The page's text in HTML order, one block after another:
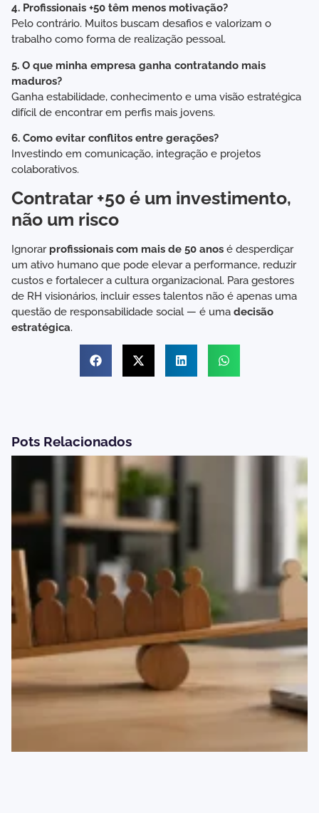
4. Profissionais +50 têm menos motivação?
Pelo contrário. Muitos buscam desafios e valorizam o
trabalho como forma de realização pessoal.
5. O que minha empresa ganha contratando mais
maduros?
Ganha estabilidade, conhecimento e uma visão estratégica
difícil de encontrar em perfis mais jovens.
6. Como evitar conflitos entre gerações?
Investindo em comunicação, integração e projetos
colaborativos.
Contratar +50 é um investimento,
não um risco
Ignorar profissionais com mais de 50 anos é desperdiçar
um ativo humano que pode elevar a performance, reduzir
custos e fortalecer a cultura organizacional. Para gestores
de RH visionários, incluir esses talentos não é apenas uma
questão de responsabilidade social — é uma decisão
estratégica.
Pots Relacionados